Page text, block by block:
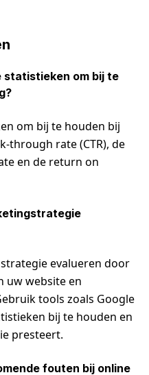
statistieken om bij te
om bij te houden bij
through rate (CTR), de
en de return on
evalueren door
uw website en
tools zoals Google
bij te houden en
presteert.
fouten bij online